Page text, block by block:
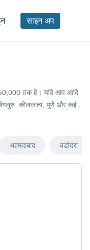
साइन अप
से 50,000 तक है। यदि आप आदि
बेंगलुरु, कोलकाता, पुणे और कई
अहमदाबाद वडोदरा